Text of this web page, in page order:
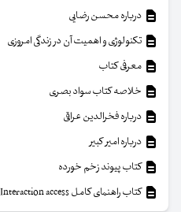
درباره محسن رضایی
تکنولوژی و اهمیت آن در زندگی امروزی
معرفی کتاب
خلاصه کتاب سواد بصری
درباره فخرالدین عراقی
درباره امیر کبیر
کتاب پیوند زخم خورده
کتاب راهنمای کامل Interaction access